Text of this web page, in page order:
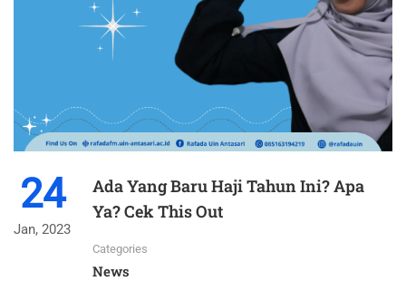
24
Jan, 2023
Ada Yang Baru Haji Tahun Ini? Apa
Ya? Cek This Out
Categories
News